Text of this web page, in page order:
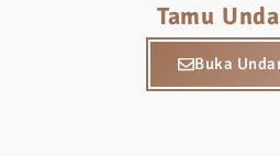
Tamu
Buka